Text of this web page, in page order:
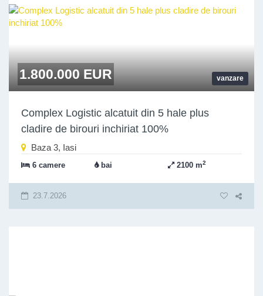
vanzare
1.800.000 EUR
Complex Logistic alcatuit din 5 hale plus
cladire de birouri inchiriat 100%
Baza 3, Iasi
6 camere bai 2100 m2
23.7.2026